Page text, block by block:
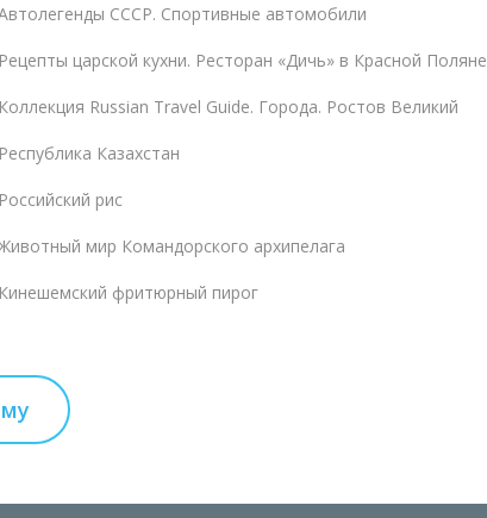
СССР. Спортивные автомобили
Рецепты царской кухни. Ресторан «Дичь» в Красной Поляне
Коллекция Russian Travel Guide. Города. Ростов Великий
Республика Казахстан
Российский рис
мир Командорского архипелага
Кинешемский фритюрный пирог